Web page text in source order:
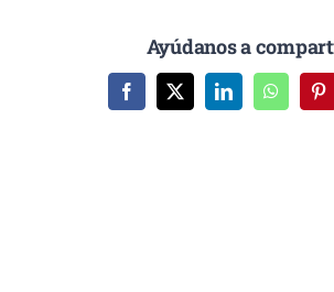
Ayúdanos a
Facebook
X LinkedIn